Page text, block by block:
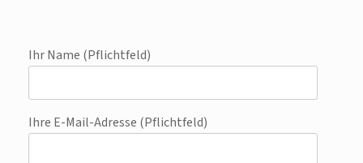
Ihr Name (Pflichtfeld)
Ihre E-Mail-Adresse (Pflichtfeld)